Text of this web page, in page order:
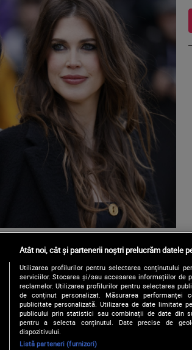
Atât noi, cât și partenerii noștri prelucrăm datele
Utilizarea profilurilor pentru selectarea conținutului
serviciilor. Stocarea și/sau accesarea informațiilor de
reclamelor. Utilizarea profilurilor pentru selectarea
de conținut personalizat. Măsurarea performanței
publicitate personalizată. Utilizarea de date limitate
publicului prin statistici sau combinații de date din
pentru a selecta conținutul. Date precise de
dispozitivului.
Listă parteneri (furnizori)